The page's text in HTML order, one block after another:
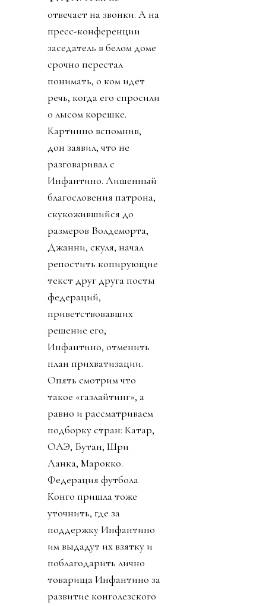
уголовным
разбирательством и
потребовала сохранять
все вещественные улики
и информацию о
заговоре.
вбросили рассказы о
том, как Инфантино
Публика восприняла как
должно. «Жаль тебя.
Теперь проваливай». У
тирана не только не
получилось разыграть
карту жертвы, но и
обнажило тотальный
отрыв диктатора от
реальности. Воистину,
диктаторы так похожи
друг на друга.
День 8. Понедельник. А
где же главный
бенефициар и
«папочка» лысого из
ФИФА? А он не
отвечает на звонки. А на
пресс-конференции
заседатель в белом доме
срочно перестал
понимать, о ком идет
речь, когда его спросили
о лысом корешке.
Картинно вспомнив,
дон заявил, что не